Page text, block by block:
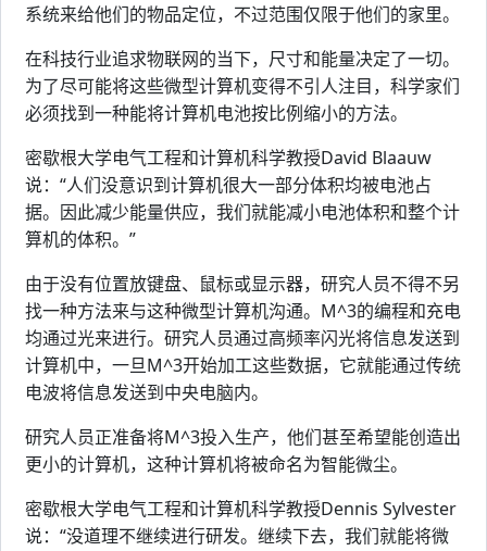
系统来给他们的物品定位，不过范围仅限于他们的家里。
在科技行业追求物联网的当下，尺寸和能量决定了一切。
为了尽可能将这些微型计算机变得不引人注目，科学家们
必须找到一种能将计算机电池按比例缩小的方法。
密歇根大学电气工程和计算机科学教授David Blaauw
说：“人们没意识到计算机很大一部分体积均被电池占
据。因此减少能量供应，我们就能减小电池体积和整个计
算机的体积。”
由于没有位置放键盘、鼠标或显示器，研究人员不得不另
找一种方法来与这种微型计算机沟通。M^3的编程和充电
均通过光来进行。研究人员通过高频率闪光将信息发送到
计算机中，一旦M^3开始加工这些数据，它就能通过传统
电波将信息发送到中央电脑内。
研究人员正准备将M^3投入生产，他们甚至希望能创造出
更小的计算机，这种计算机将被命名为智能微尘。
密歇根大学电气工程和计算机科学教授Dennis Sylvester
说：“没道理不继续进行研发。继续下去，我们就能将微